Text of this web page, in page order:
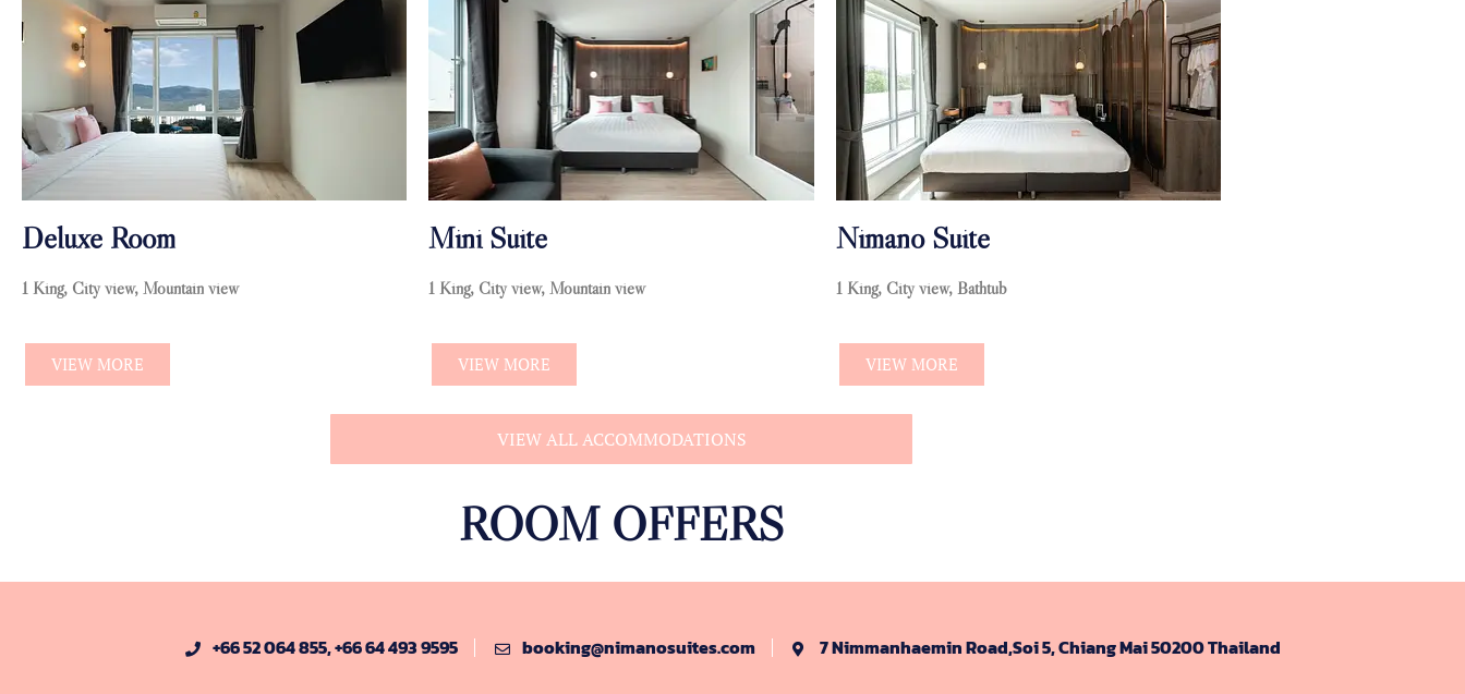
Deluxe Room
1 King, City view, Mountain view
VIEW MORE
Mini Suite
1 King, City view, Mountain view
VIEW MORE
Nimano Suite
1 King, City view, Bathtub
VIEW MORE
VIEW ALL ACCOMMODATIONS
ROOM OFFERS
+66 52 064 855, +66 64 493 9595 booking@nimanosuites.com 7 Nimmanhaemin Road,Soi 5, Chiang Mai 50200 Thailand